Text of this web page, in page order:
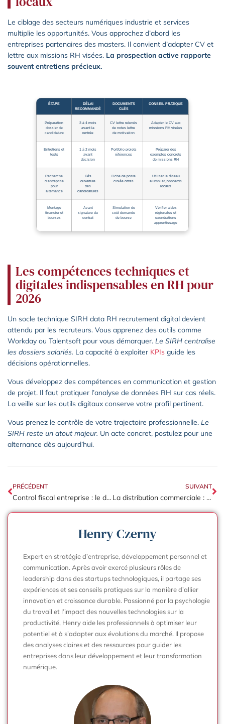
Le ciblage des secteurs numériques industrie et services
multiplie les opportunités. Vous approchez d’abord les
entreprises partenaires des masters. Il convient d’adapter CV et
lettre aux missions RH visées. La prospection active rapporte
souvent entretiens précieux.
ÉTAPE
DÉLAI
RECOMMANDÉ
DOCUMENTS
CLÉS
CONSEIL PRATIQUE
Préparation
dossier de
candidature
3 à 4 mois
avant la
rentrée
CV lettre relevés
de notes lettre
de motivation
Adapter le CV aux
missions RH visées
Entretiens et
tests
1 à 2 mois
avant
décision
Portfolio projets
références
Préparer des
exemples concrets
de missions RH
Recherche
d’entreprise
pour
alternance
Dès
ouverture
des
candidatures
Fiche de poste
ciblée offres
Utiliser le réseau
alumni et jobboards
locaux
Montage
financier et
bourses
Avant
signature du
contrat
Simulation de
coût demande
de bourse
Vérifier aides
régionales et
exonérations
apprentissage
Les compétences techniques et
digitales indispensables en RH pour
2026
Un socle technique SIRH data RH recrutement digital devient
attendu par les recruteurs. Vous apprenez des outils comme
Workday ou Talentsoft pour vous démarquer. Le SIRH centralise
les dossiers salariés. La capacité à exploiter KPIs guide les
décisions opérationnelles.
Vous développez des compétences en communication et gestion
de projet. Il faut pratiquer l’analyse de données RH sur cas réels.
La veille sur les outils digitaux conserve votre profil pertinent.
Vous prenez le contrôle de votre trajectoire professionnelle. Le
SIRH reste un atout majeur. Un acte concret, postulez pour une
alternance dès aujourd’hui.
PRÉCÉDENT
Control fiscal entreprise : le dossier à préparer en cas d’avis de vérification ?
SUIVANT
La distribution commerciale : le choix des canaux pour optimiser les marges ?
Henry Czerny
Expert en stratégie d’entreprise, développement personnel et
communication. Après avoir exercé plusieurs rôles de
leadership dans des startups technologiques, il partage ses
expériences et ses conseils pratiques sur la manière d’allier
innovation et croissance durable. Passionné par la psychologie
du travail et l’impact des nouvelles technologies sur la
productivité, Henry aide les professionnels à optimiser leur
potentiel et à s’adapter aux évolutions du marché. Il propose
des analyses claires et des ressources pour guider les
entreprises dans leur développement et leur transformation
numérique.